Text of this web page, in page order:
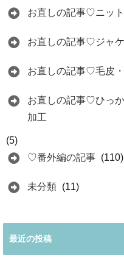
お直しの記事♡ニッ
お直しの記事♡ジャ
お直しの記事♡毛皮
お直しの記事♡ひっ
加工
(5)
♡番外編の記事 (110)
未分類 (11)
最近の投稿